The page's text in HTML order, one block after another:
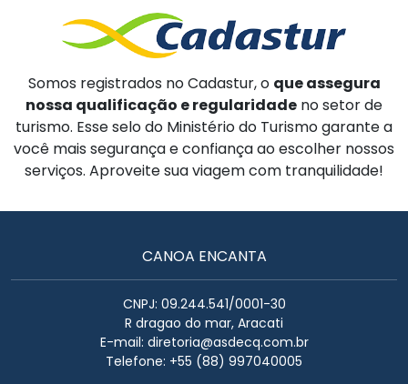
Somos registrados no Cadastur, o que assegura
nossa qualificação e regularidade no setor de
turismo. Esse selo do Ministério do Turismo garante a
você mais segurança e confiança ao escolher nossos
serviços. Aproveite sua viagem com tranquilidade!
CANOA ENCANTA
CNPJ: 09.244.541/0001-30
R dragao do mar, Aracati
E-mail: diretoria@asdecq.com.br
Telefone: +55 (88) 997040005